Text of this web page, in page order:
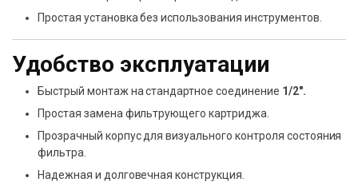
Простая установка без использования инструментов.
Удобство эксплуатации
Быстрый монтаж на стандартное соединение 1/2″.
Простая замена фильтрующего картриджа.
Прозрачный корпус для визуального контроля состояния
фильтра.
Надежная и долговечная конструкция.